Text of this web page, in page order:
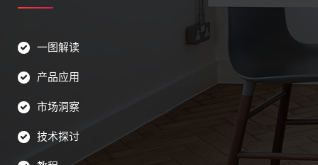
一图解读
产品应用
市场洞察
技术探讨